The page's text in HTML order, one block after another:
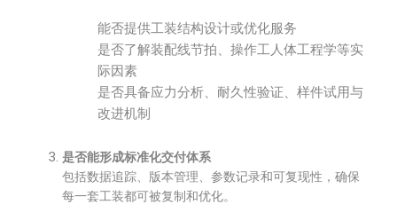
能否提供工装结构设计或优化服务
是否了解装配线节拍、操作工人体工程学等实
际因素
是否具备应力分析、耐久性验证、样件试用与
改进机制
是否能形成标准化交付体系
包括数据追踪、版本管理、参数记录和可复现性，确保
每一套工装都可被复制和优化。